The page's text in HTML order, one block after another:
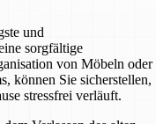
und
sorgfältige
von Möbeln oder
können Sie sicherstellen,
stressfrei verläuft.